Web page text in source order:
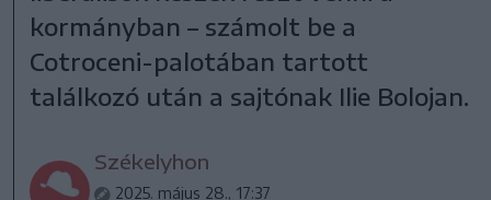
kormányban – számolt be a
Cotroceni-palotában tartott
találkozó után a sajtónak Ilie Bolojan.
Székelyhon
2025. május 28., 17:37